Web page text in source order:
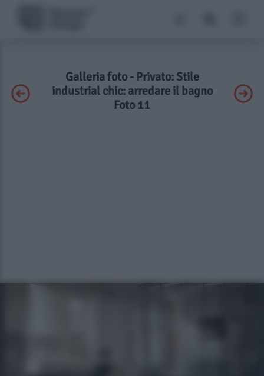
Galleria foto - Privato: Stile
industrial chic: arredare il bagno
Foto 11